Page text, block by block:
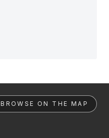
BROWSE ON THE MAP